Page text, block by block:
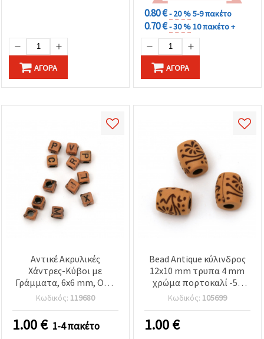
ΑΓΟΡΆ
0.80 €- 20 %5-9 πακέτο
0.70 €- 30 %10 πακέτο +
ΑΓΟΡΆ
Αντικέ Ακρυλικές
Χάντρες-Κύβοι με
Γράμματα, 6x6 mm, Οπή
3 mm, Πορτοκαλί, 50 γρ.
(~230 τεμ.)
Κωδικός: 119680
1.00€ 1-4 πακέτο
Bead Antique κύλινδρος
12x10 mm τρυπα 4 mm
χρώμα πορτοκαλί -50
γραμμάρια ~ 68 τεμάχια
Κωδικός: 105699
1.00€